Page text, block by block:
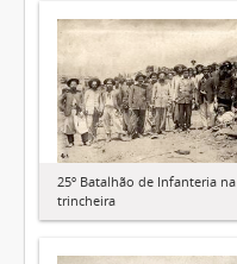
25º Batalhão de Infanteria na
trincheira